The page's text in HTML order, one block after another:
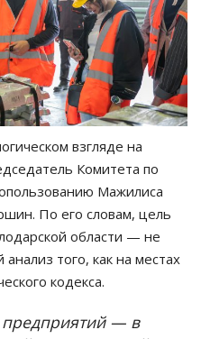
взгляде на
Комитета по
Мажилиса
По его словам, цель
области — не
того, как на местах
кодекса.
— в